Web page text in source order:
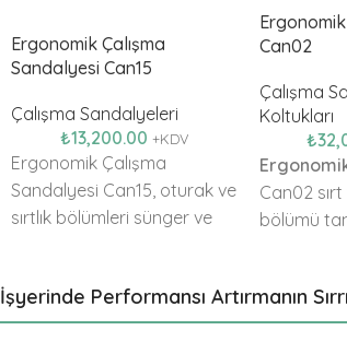
Ergonomik Çalışma
Sandalyesi Can15
Çalışma Sandalyeleri
₺13,200.00 +KDV
Ergonomik Çalışma
Sandalyesi Can15, oturak ve
sırtlık bölümleri sünger ve
standardında ürün
Can02
Çalışma
Koltukları
₺
Can02
bölümü
göre
İşyerinde Performansı Artırmanın